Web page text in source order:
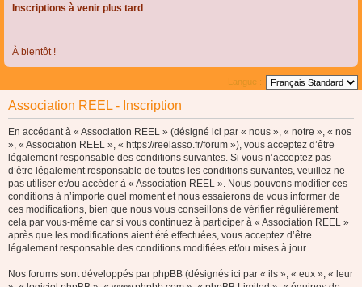
Inscriptions à venir plus tard
À bientôt !
Langue :
Association REEL - Inscription
En accédant à « Association REEL » (désigné ici par « nous », « notre », « nos
», « Association REEL », « https://reelasso.fr/forum »), vous acceptez d’être
légalement responsable des conditions suivantes. Si vous n’acceptez pas
d’être légalement responsable de toutes les conditions suivantes, veuillez ne
pas utiliser et/ou accéder à « Association REEL ». Nous pouvons modifier ces
conditions à n’importe quel moment et nous essaierons de vous informer de
ces modifications, bien que nous vous conseillons de vérifier régulièrement
cela par vous-même car si vous continuez à participer à « Association REEL »
après que les modifications aient été effectuées, vous acceptez d’être
légalement responsable des conditions modifiées et/ou mises à jour.
Nos forums sont développés par phpBB (désignés ici par « ils », « eux », « leur